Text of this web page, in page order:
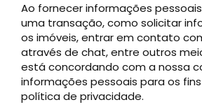
Ao fornecer informações
uma transação, como solicitar
os imóveis, entrar em contato
através de chat, entre outros
está concordando com a nossa
informações pessoais para os
política de privacidade.